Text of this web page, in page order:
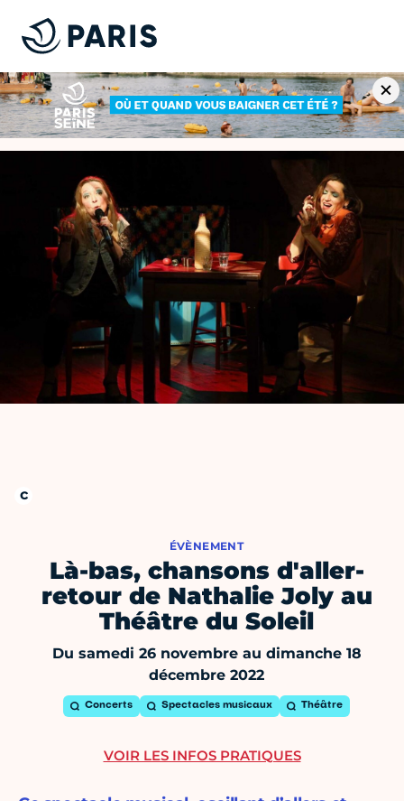
ÉVÈNEMENT
Là-bas, chansons d'aller-
retour de Nathalie Joly au
Théâtre du Soleil
Du samedi 26 novembre au dimanche 18
décembre 2022
Concerts Spectacles musicaux Théâtre
VOIR LES INFOS PRATIQUES